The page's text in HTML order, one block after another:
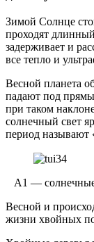
Зимой Солнце
проходят
задерживает и
все тепло и
Весной планета
падают под
при таком
солнечный свет
период называют
А1 —
Весной и
жизни хвойных